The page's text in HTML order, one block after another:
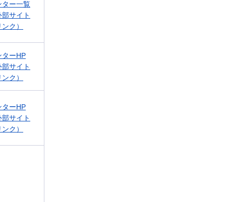
ター一覧
部サイト
ク）
ターHP
部サイト
ク）
ターHP
部サイト
ク）